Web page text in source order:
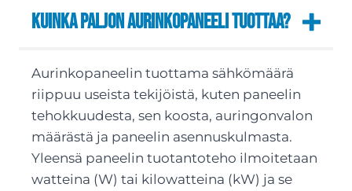
Kuinka paljon aurinkopaneeli tuottaa?
Aurinkopaneelin tuottama sähkömäärä
riippuu useista tekijöistä, kuten paneelin
tehokkuudesta, sen koosta, auringonvalon
määrästä ja paneelin asennuskulmasta.
Yleensä paneelin tuotantoteho ilmoitetaan
watteina (W) tai kilowatteina (kW) ja se